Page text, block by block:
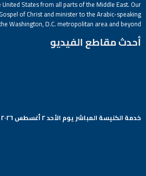
States from all parts of the Middle East. Our
of Christ and minister to the Arabic-speaking
Washington, D.C. metropolitan area and beyond.
أحدث مقاطع الفيديو
خدمة الكنيسة المباشر يوم الأحد ٢ أغسطس ٢٠٢٦ – القس مايك فغالي